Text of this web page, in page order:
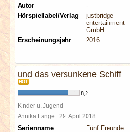
Autor
-
Hörspiellabel/Verlag
justbridge
entertainment
GmbH
Erscheinungsjahr
2016
und das versunkene Schiff
HOT
8,2
Kinder u. Jugend
Annika Lange 29. April 2018
Serienname
Fünf Freunde